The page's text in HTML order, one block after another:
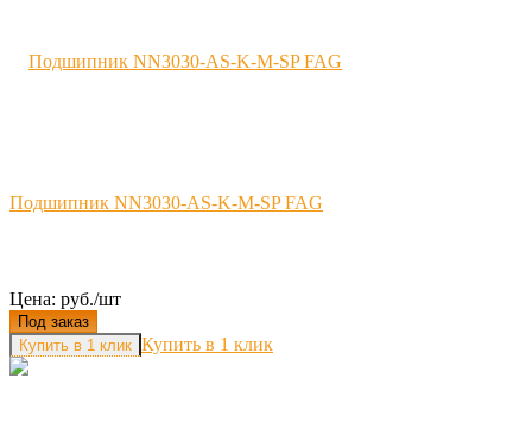
Подшипник NN3030-AS-K-M-SP FAG
Цена: руб./шт
Под заказ
Купить в 1 клик